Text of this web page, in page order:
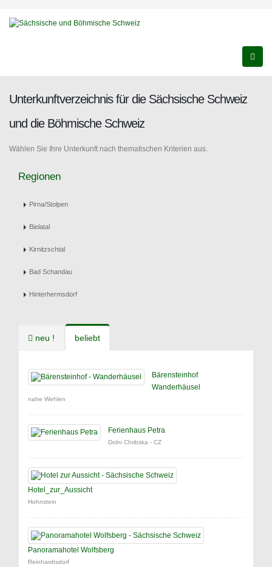
Unterkunftverzeichnis für die Sächsische Schweiz
und die Böhmische Schweiz
Wählen Sie Ihre Unterkunft nach thematischen Kriterien aus.
Regionen
Pirna/Stolpen
Bielatal
Kirnitzschtal
Bad Schandau
Hinterhermsdorf
neu ! beliebt
Bärensteinhof
Wanderhäusel
nahe Wehlen
Ferienhaus Petra
Dolni Chribska - CZ
Hotel_zur_Aussicht
Hohnstein
Panoramahotel Wolfsberg
Reinhardtsdorf